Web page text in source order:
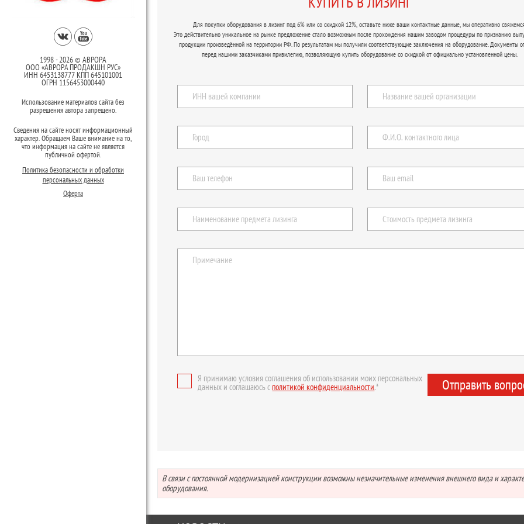
1998 - 2026 © АВРОРА
ООО «АВРОРА ПРОДАКШН РУС»
ИНН 6453138777 КПП 645101001
ОГРН 1156453000440
Использование материалов сайта без
разрешения автора запрещено.
Сведения на сайте носят информационный
характер. Обращаем Ваше внимание на то,
что информация на сайте не является
публичной офертой.
Политика безопасности и обработки
персональных данных
Оферта
Для покупки оборудования в лизинг под 6% или со скидкой 12%, оставьте ниже ваши контактные данные, мы оперативно
Это действительно уникальное на рынке предложение стало возможным после прохождения нашим заводом процедуры по признанию
продукции произведённой на территории РФ. По результатам мы получили соответствующие заключения на оборудование. Документы
перед нашими заказчиками привилегию, позволяющую купить оборудование со скидкой от официально установленной цены.
Я принимаю условия соглашения об использовании моих персональных
данных и соглашаюсь сполитикой конфиденциальности.* Отправить
В связи с постоянной модернизацией конструкции возможны незначительные изменения внешнего вида и
оборудования.